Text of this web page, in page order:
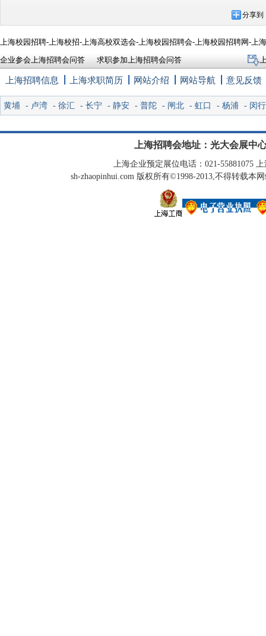
分享到
上海校园招聘-上海校招-上海高校双选会-上海校园招聘会-上海校园招聘网-上
企业参会上海招聘会问答 求职参加上海招聘会问答
上海招聘信息 上海求职简历 网站介绍 网站导航 意见反馈
黄埔 - 卢湾 - 徐汇 - 长宁 - 静安 - 普陀 - 闸北 - 虹口 - 杨浦 - 闵行
上海招聘会地址：光大会展中
上海企业预定展位电话：021-55881075
sh-zhaopinhui.com 版权所有©1998-2013,不得转载本